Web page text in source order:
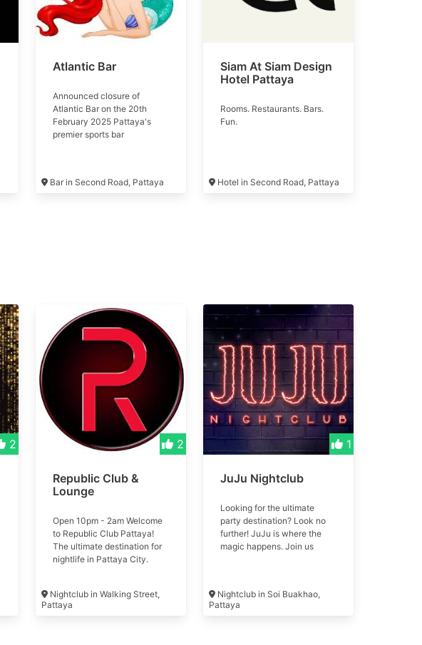
Atlantic Bar
Announced closure of
Atlantic Bar on the 20th
February 2025 Pattaya's
premier sports bar
Bar in Second Road, Pattaya
Siam At Siam Design
Hotel Pattaya
Rooms. Restaurants. Bars.
Fun.
Hotel in Second Road, Pattaya
2 2
Republic Club &
Lounge
Open 10pm - 2am Welcome
to Republic Club Pattaya!
The ultimate destination for
nightlife in Pattaya City.
two-story venue, quickly
became a favorite among
Nightclub in Walking Street,
Pattaya
1
JuJu Nightclub
Looking for the ultimate
party destination? Look no
further! JuJu is where the
magic happens. Join us
ของปาร์ตี้ที่ดีที่สุดอยู่ใช่ไหม มอง
ไม่เพิ่มเติม! JuJu คือที่ที่
Nightclub in Soi Buakhao,
Pattaya